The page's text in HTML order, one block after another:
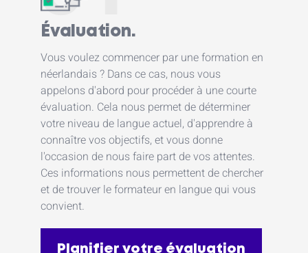
Évaluation.
Vous voulez commencer par une formation en
néerlandais ? Dans ce cas, nous vous
appelons d'abord pour procéder à une courte
évaluation. Cela nous permet de déterminer
votre niveau de langue actuel, d'apprendre à
connaître vos objectifs, et vous donne
l'occasion de nous faire part de vos attentes.
Ces informations nous permettent de chercher
et de trouver le formateur en langue qui vous
convient.
Planifier votre évaluation